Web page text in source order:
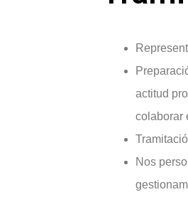
actitud
colaborar
Nos